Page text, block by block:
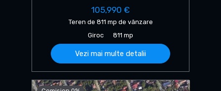
105,990 €
Teren de 811 mp de vânzare
Giroc
811 mp
Vezi mai multe detalii